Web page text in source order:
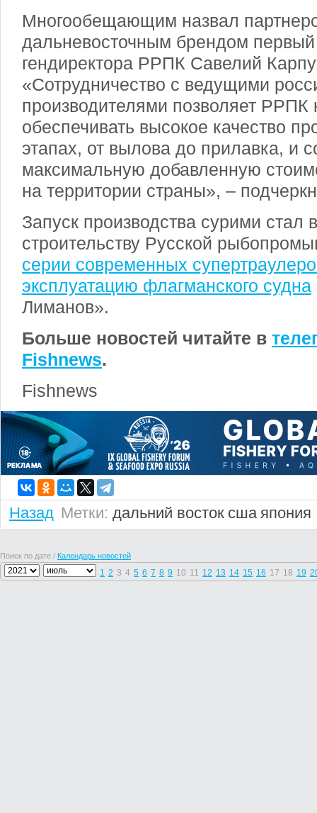
Многообещающим назвал
дальневосточным брендом первый
гендиректора РРПК Савелий
«Сотрудничество с ведущими
производителями позволяет РРПК
обеспечивать высокое качество
этапах, от вылова до прилавка, и
максимальную добавленную
на территории страны», –
Запуск производства сурими стал
строительству Русской
серии современных
эксплуатацию флагманского судна
Лиманов».
Больше новостей читайте в
Fishnews.
Fishnews
Назад Метки: дальний восток сша япония
Поиск по дате / Календарь новостей
1 2 3 4 5 6 7 8 9 10 11 12 13 14 15 16 17 18 19